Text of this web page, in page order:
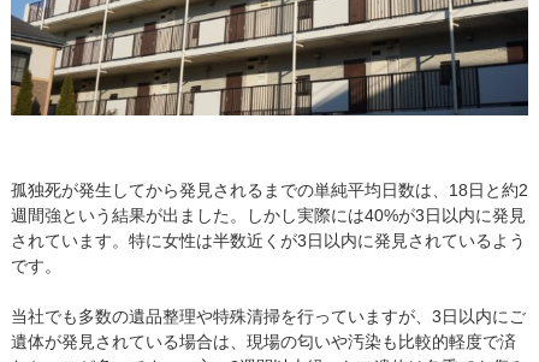
孤独死が発生してから発見されるまでの単純平均日数は、18日と約2
週間強という結果が出ました。しかし実際には40%が3日以内に発見
されています。特に女性は半数近くが3日以内に発見されているよう
です。
当社でも多数の遺品整理や特殊清掃を行っていますが、3日以内にご
遺体が発見されている場合は、現場の匂いや汚染も比較的軽度で済